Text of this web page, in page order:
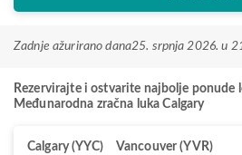
Zadnje ažurirano dana25. srpnja 2026. u
Rezervirajte i ostvarite najbolje ponude
Međunarodna zračna luka Calgary
Calgary (YYC) Vancouver (YVR)